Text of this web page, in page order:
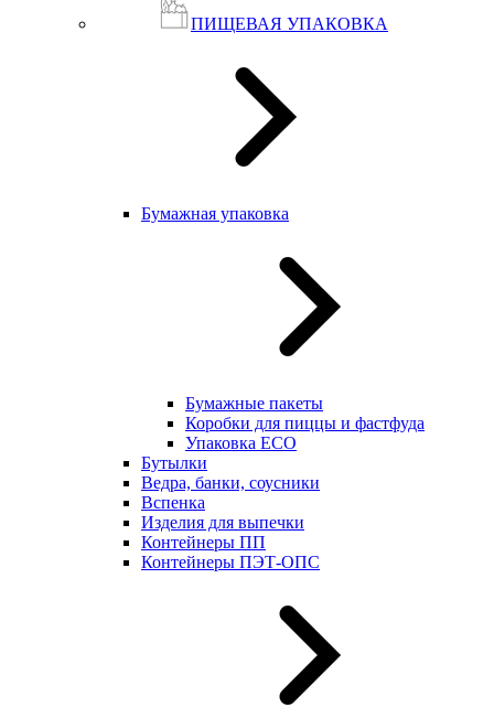
ПИЩЕВАЯ УПАКОВКА
Бумажная упаковка
Бумажные пакеты
Коробки для пиццы и фастфуда
Упаковка ECO
Бутылки
Ведра, банки, соусники
Вспенка
Изделия для выпечки
Контейнеры ПП
Контейнеры ПЭТ-ОПС